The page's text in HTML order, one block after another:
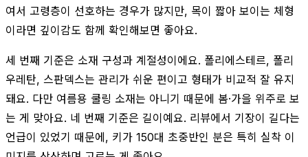
여서 고령층이 선호하는 경우가 많지만, 목이 짧아 보이는 체형
이라면 깊이감도 함께 확인해보면 좋아요.
세 번째 기준은 소재 구성과 계절성이에요. 폴리에스테르, 폴리
우레탄, 스판덱스는 관리가 쉬운 편이고 형태가 비교적 잘 유지
돼요. 다만 여름용 쿨링 소재는 아니기 때문에 봄·가을 위주로 보
는 게 맞아요. 네 번째 기준은 길이예요. 리뷰에서 기장이 길다는
언급이 있었기 때문에, 키가 150대 초중반인 분은 특히 실착 이